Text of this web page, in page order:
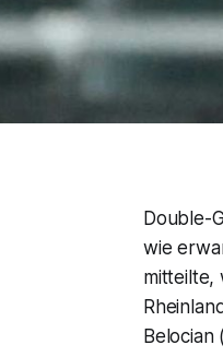
Double-
wie
mitteilte,